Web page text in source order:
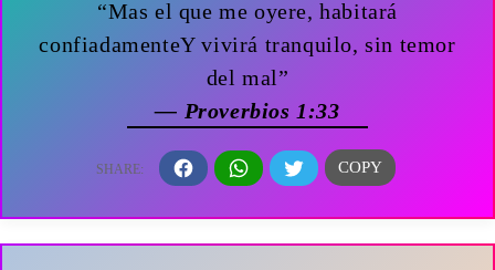
“Mas el que me oyere, habitará
confiadamenteY vivirá tranquilo, sin temor
del mal”
— Proverbios 1:33